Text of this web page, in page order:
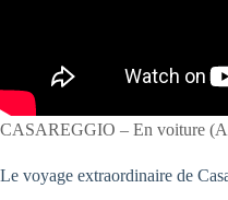
CASAREGGIO – En voiture
Le voyage extraordinaire de